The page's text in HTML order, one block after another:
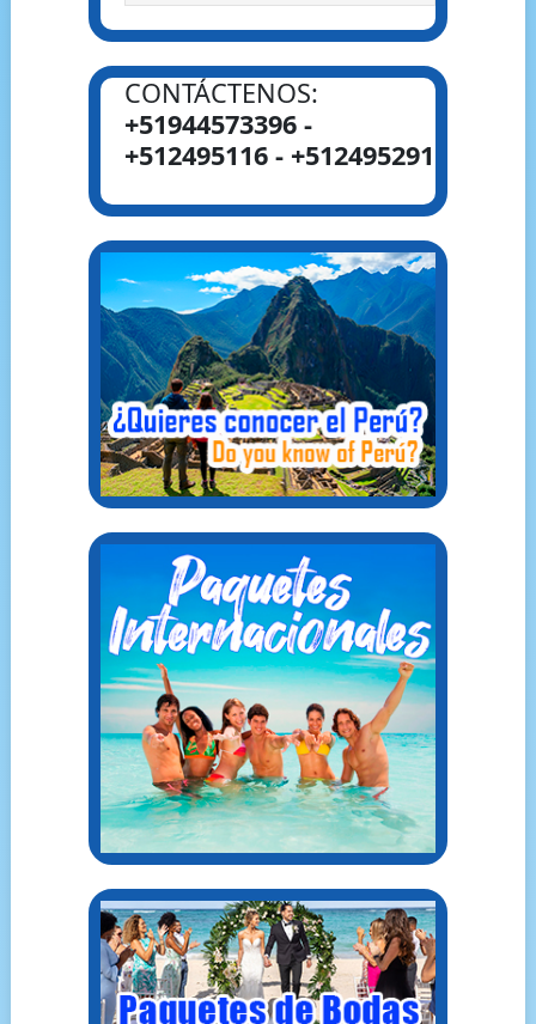
CONTÁCTENOS:
+51944573396 -
+512495116 - +512495291